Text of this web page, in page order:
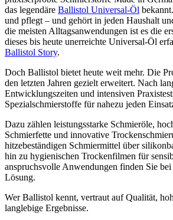
das legendäre Ballistol Universal-Öl
und pflegt – und gehört in jeden Haushalt
die meisten Alltagsanwendungen ist es die
dieses bis heute unerreichte Universal-Öl
Ballistol Story.
Doch Ballistol bietet heute weit mehr. Die
den letzten Jahren gezielt erweitert. Nach
Entwicklungszeiten und intensiven
Spezialschmierstoffe für nahezu jeden
Dazu zählen leistungsstarke Schmieröle,
Schmierfette und innovative
hitzebeständigen Schmiermittel über
hin zu hygienischen Trockenfilmen für
anspruchsvolle Anwendungen finden Sie
Lösung.
Wer Ballistol kennt, vertraut auf Qualität,
langlebige Ergebnisse.